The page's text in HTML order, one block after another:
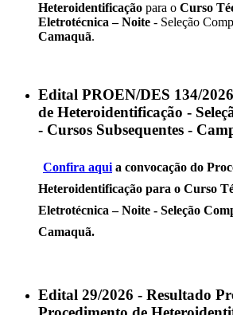
Heteroidentificação para o Curso
Eletrotécnica – Noite - Seleção
Camaquã.
Edital PROEN/DES 134/
de Heteroidentificação -
- Cursos Subsequentes -
Confira aqui a convocação do
Heteroidentificação para o Curso
Eletrotécnica – Noite - Seleção
Camaquã.
Edital 29/2026 - Resultado